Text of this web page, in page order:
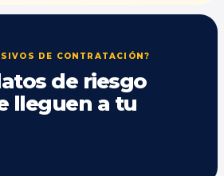
DE CONTRATACIÓN?
de riesgo
lleguen a tu